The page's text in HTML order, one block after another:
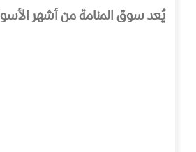
يُعد سوق المنامة من أشهر